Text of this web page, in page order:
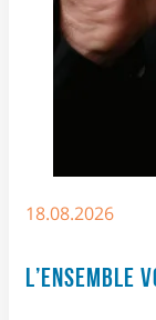
18.08.2026
L’ENSEMBLE